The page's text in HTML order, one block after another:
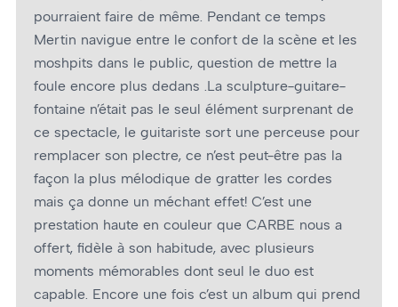
pourraient faire de même. Pendant ce temps
Mertin navigue entre le confort de la scène et les
moshpits dans le public, question de mettre la
foule encore plus dedans .La sculpture-guitare-
fontaine n’était pas le seul élément surprenant de
ce spectacle, le guitariste sort une perceuse pour
remplacer son plectre, ce n’est peut-être pas la
façon la plus mélodique de gratter les cordes
mais ça donne un méchant effet! C’est une
prestation haute en couleur que CARBE nous a
offert, fidèle à son habitude, avec plusieurs
moments mémorables dont seul le duo est
capable. Encore une fois c’est un album qui prend